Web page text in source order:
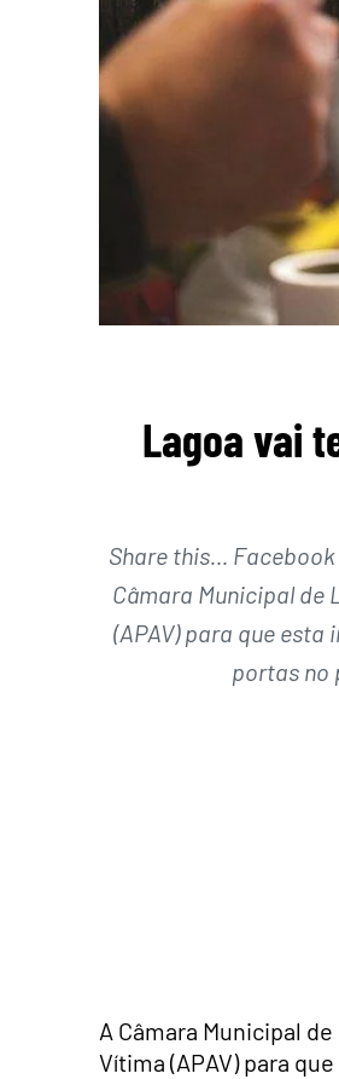
Lagoa vai
Share this…
Câmara Municipal de
(APAV) para que
portas no
A Câmara Municipal
Vítima (APAV) para